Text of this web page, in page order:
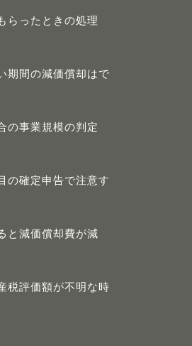
らったときの処理
期間の減価償却はで
の事業規模の判定
の確定申告で注意す
と減価償却費が減
税評価額が不明な時